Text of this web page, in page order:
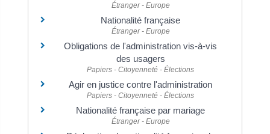
Étranger - Europe
Nationalité française
Étranger - Europe
Obligations de l'administration vis-à-vis
des usagers
Papiers - Citoyenneté - Élections
Agir en justice contre l'administration
Papiers - Citoyenneté - Élections
Nationalité française par mariage
Étranger - Europe